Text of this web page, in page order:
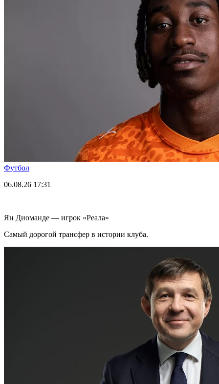
Футбол
06.08.26 17:31
Ян Диоманде — игрок «Реала»
Самый дорогой трансфер в истории клуба.